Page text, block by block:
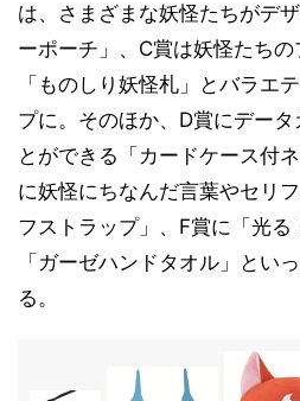
は、さまざまな妖怪たちがデ
ーポーチ」、C賞は妖怪たち
「ものしり妖怪札」とバラエ
プに。そのほか、D賞にデー
とができる「カードケース付
に妖怪にちなんだ言葉やセリ
フストラップ」、F賞に「光
「ガーゼハンドタオル」とい
る。